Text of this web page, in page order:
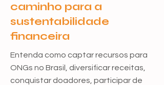
caminho para a
sustentabilidade
financeira
Entenda como captar recursos para
ONGs no Brasil, diversificar receitas,
conquistar doadores, participar de